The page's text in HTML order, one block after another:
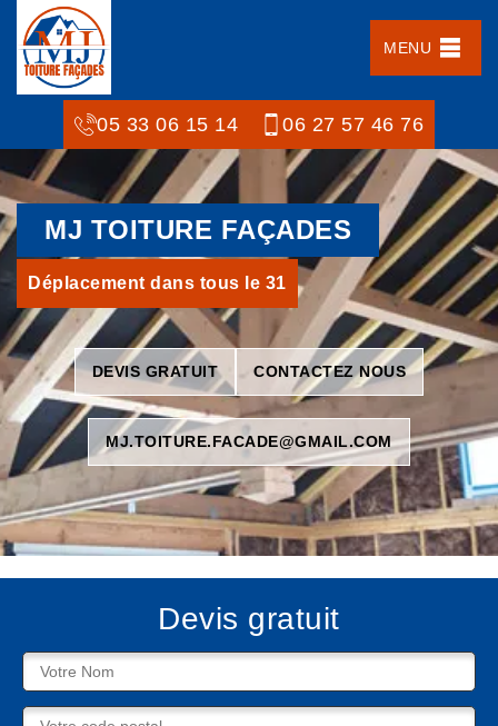
MENU
05 33 06 15 14 06 27 57 46 76
MJ TOITURE FAÇADES
Déplacement dans tous le 31
DEVIS GRATUIT CONTACTEZ NOUS
MJ.TOITURE.FACADE@GMAIL.COM
Devis gratuit